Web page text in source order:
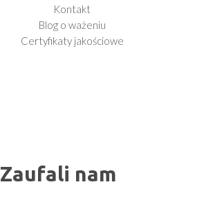
Kontakt
Blog o ważeniu
Certyfikaty jakościowe
Zaufali nam